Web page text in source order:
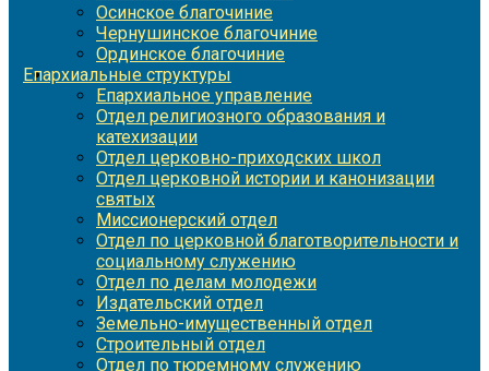
Осинское благочиние
Чернушинское благочиние
Ординское благочиние
Епархиальные структуры
Епархиальное управление
Отдел религиозного образования и
катехизации
Отдел церковно-приходских школ
Отдел церковной истории и канонизации
святых
Миссионерский отдел
Отдел по церковной благотворительности и
социальному служению
Отдел по делам молодежи
Издательский отдел
Земельно-имущественный отдел
Строительный отдел
Отдел по тюремному служению